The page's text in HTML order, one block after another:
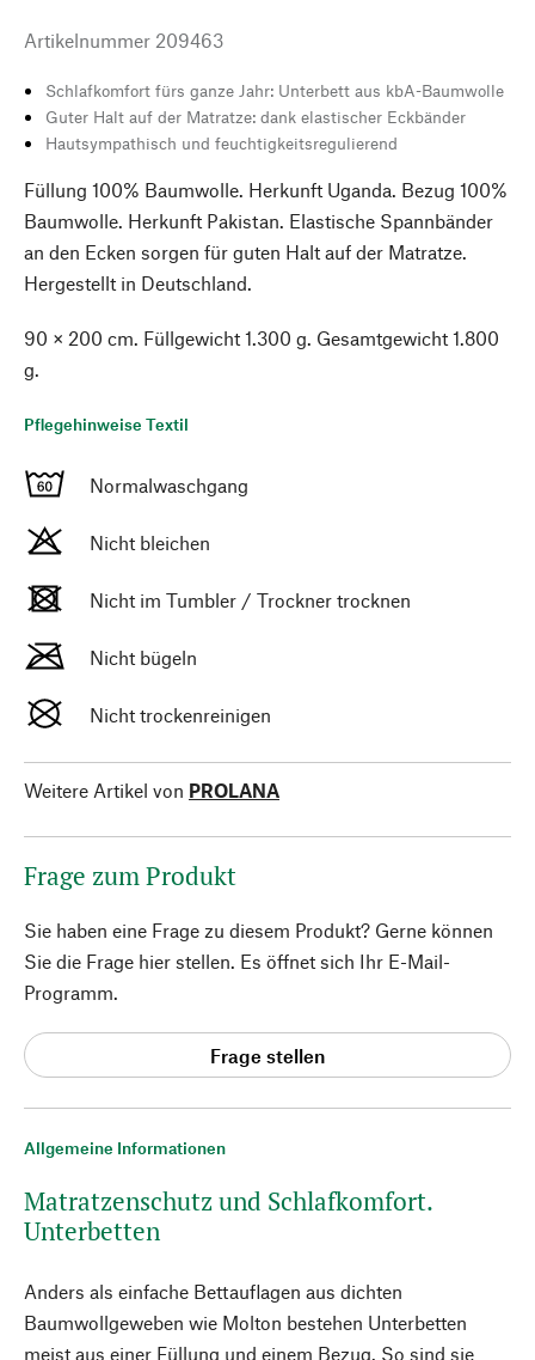
Allgemeine Informationen
Matratzenschutz und Schlafkomfort.
Unterbetten
Anders als einfache Bettauflagen aus dichten
Baumwollgeweben wie Molton bestehen Unterbetten
meist aus einer Füllung und einem Bezug. So sind sie
Artikelnummer 209463
Schlafkomfort fürs ganze Jahr: Unterbett aus kbA-Baumwolle
Guter Halt auf der Matratze: dank elastischer Eckbänder
Hautsympathisch und feuchtigkeitsregulierend
Füllung 100% Baumwolle. Herkunft Uganda. Bezug 100%
Baumwolle. Herkunft Pakistan. Elastische Spannbänder
an den Ecken sorgen für guten Halt auf der Matratze.
Hergestellt in Deutschland.
90 × 200 cm. Füllgewicht 1.300 g. Gesamtgewicht 1.800
g.
Pflegehinweise Textil
Normalwaschgang
Nicht bleichen
Nicht im Tumbler / Trockner trocknen
Nicht bügeln
Nicht trockenreinigen
Weitere Artikel von PROLANA
Frage zum Produkt
Sie haben eine Frage zu diesem Produkt? Gerne können
Sie die Frage hier stellen. Es öffnet sich Ihr E-Mail-
Programm.
Frage stellen